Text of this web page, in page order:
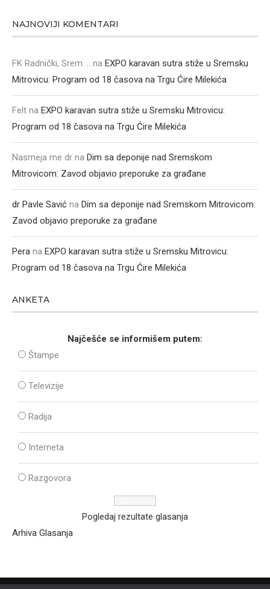
NAJNOVIJI KOMENTARI
FK Radnički, Srem ... na EXPO karavan sutra stiže u Sremsku
Mitrovicu: Program od 18 časova na Trgu Ćire Milekića
Felt na EXPO karavan sutra stiže u Sremsku Mitrovicu:
Program od 18 časova na Trgu Ćire Milekića
Nasmeja me dr na Dim sa deponije nad Sremskom
Mitrovicom: Zavod objavio preporuke za građane
dr Pavle Savić na Dim sa deponije nad Sremskom Mitrovicom:
Zavod objavio preporuke za građane
Pera na EXPO karavan sutra stiže u Sremsku Mitrovicu:
Program od 18 časova na Trgu Ćire Milekića
ANKETA
Najčešće se informišem putem:
Štampe
Televizije
Radija
Interneta
Razgovora
Pogledaj rezultate glasanja
Arhiva Glasanja